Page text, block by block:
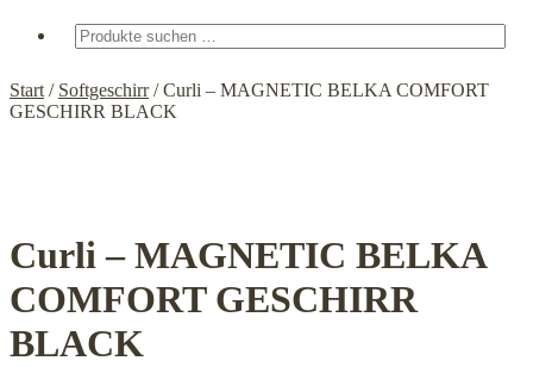
Suchen
nach:
Start / Softgeschirr/Curli – MAGNETIC BELKA COMFORT
GESCHIRR BLACK
Curli – MAGNETIC BELKA
COMFORT GESCHIRR
BLACK